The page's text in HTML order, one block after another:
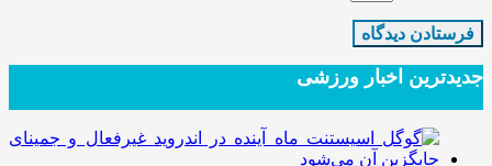
جدیدترین‌ اخبار ورزشی